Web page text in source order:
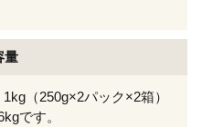
量
（250g×2パック×2箱）
です。